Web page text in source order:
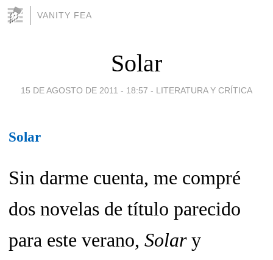
VANITY FEA
Solar
15 DE AGOSTO DE 2011 - 18:57 - LITERATURA Y CRÍTICA
Solar
Sin darme cuenta, me compré
dos novelas de título parecido
para este verano, Solar y